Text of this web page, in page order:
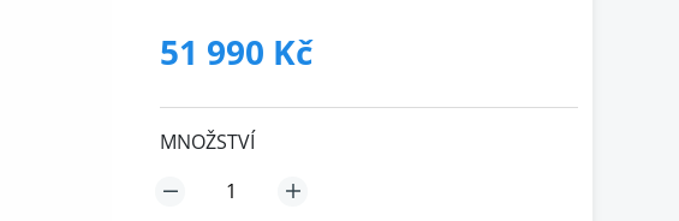
51 990 Kč
MNOŽSTVÍ